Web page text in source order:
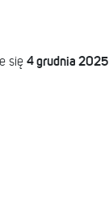
się 4 grudnia 2025